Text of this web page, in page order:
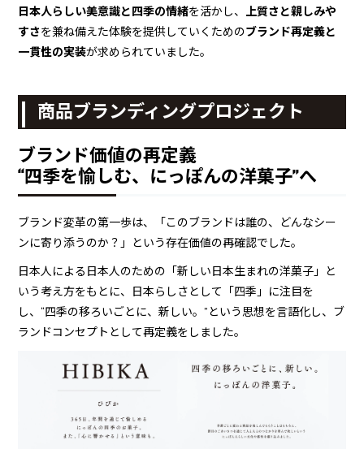
日本人らしい美意識と四季の情緒を活かし、 上質さと親しみや
すさを兼ね備えた体験を提供していくためのブランド再定義と
一貫性の実装が求められていました。
商品ブランディングプロジェクト
ブランド価値の再定義
“四季を愉しむ、にっぽんの洋菓子”へ
ブランド変革の第一歩は、「このブランドは誰の、どんなシー
ンに寄り添うのか？」という存在価値の再確認でした。
日本人による日本人のための「新しい日本生まれの洋菓子」と
いう考え方をもとに、日本らしさとして「四季」に注目を
し、“四季の移ろいごとに、新しい。”という思想を言語化し、ブ
ランドコンセプトとして再定義をしました。